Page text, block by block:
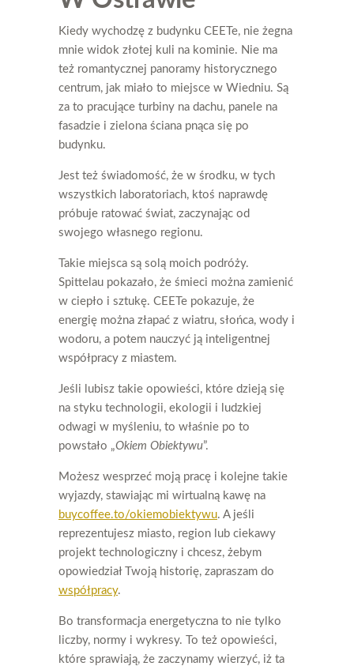
Kiedy wychodzę z budynku CEETe, nie żegna
mnie widok złotej kuli na kominie. Nie ma
też romantycznej panoramy historycznego
centrum, jak miało to miejsce w Wiedniu. Są
za to pracujące turbiny na dachu, panele na
fasadzie i zielona ściana pnąca się po
budynku.
Jest też świadomość, że w środku, w tych
wszystkich laboratoriach, ktoś naprawdę
próbuje ratować świat, zaczynając od
swojego własnego regionu.
Takie miejsca są solą moich podróży.
Spittelau pokazało, że śmieci można zamienić
w ciepło i sztukę. CEETe pokazuje, że
energię można złapać z wiatru, słońca, wody i
wodoru, a potem nauczyć ją inteligentnej
współpracy z miastem.
Jeśli lubisz takie opowieści, które dzieją się
na styku technologii, ekologii i ludzkiej
odwagi w myśleniu, to właśnie po to
powstało „Okiem Obiektywu”.
Możesz wesprzeć moją pracę i kolejne takie
wyjazdy, stawiając mi wirtualną kawę na
buycoffee.to/okiemobiektywu. A jeśli
reprezentujesz miasto, region lub ciekawy
projekt technologiczny i chcesz, żebym
opowiedział Twoją historię, zapraszam do
współpracy.
Bo transformacja energetyczna to nie tylko
liczby, normy i wykresy. To też opowieści,
które sprawiają, że zaczynamy wierzyć, iż ta